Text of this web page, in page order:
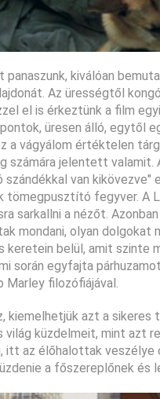
panaszunk, kiválóan
Az ürességtől
el is érkeztünk a film
üresen álló, egytől
a vágyálom értéktelen
számára jelentett
van
tömegpusztító fegyver. A
sarkallni a nézőt.
mondani, olyan dolgokat
keretein belül, amit szinte
során egyfajta
Marley filozófiájával.
kiemelhetjük azt a
küzdelmeit, mint azt
az élőhalottak veszélye
a főszereplőnek és